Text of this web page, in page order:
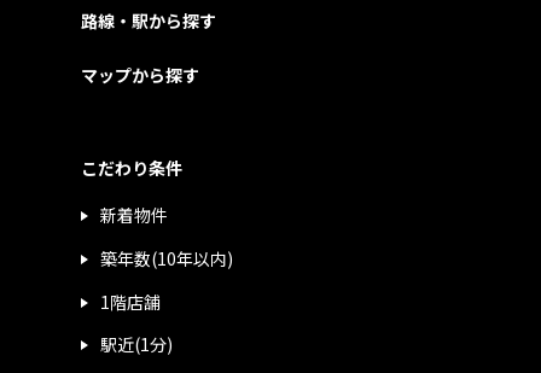
路線・駅から探す
マップから探す
こだわり条件
新着物件
築年数(10年以内)
1階店舗
駅近(1分)